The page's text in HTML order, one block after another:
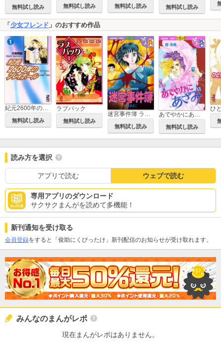
無料試し読み 無料試し読み 無料試し読み 無料試し読み
「 少女フレンド 」のおすすめ作品
紀元2600年のプレイボール
無料試し読み
ラブパック
無料試し読み
迷宮事件簿 ラビリンス・ノート
無料試し読み
あでやかにあざみ
無料試し読み
読み方を選択
アプリで読む ウェブで読む
専用アプリのダウンロード
サクサクまんがを読めて多機能！
新刊通知を受け取る
会員登録をすると「俊助にくびったけ」新刊配信のお知らせが受け取れます。
みんなのまんがレポ
現在まんがレポはありません。